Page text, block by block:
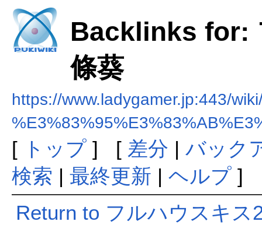
Backlinks for:
條葵
https://www.ladygamer.jp:443/
[ トップ] [ 差分 | バック
検索 | 最終更新 | ヘルプ]
Return to フルハウスキス